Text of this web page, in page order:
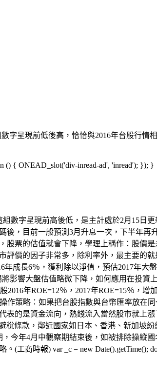
字呈現前低後高，恰恰與2016年台股行
() { ONEAD_slot('div-inread-ad', 'inread'); }); }
數字呈現前高後低，是主計處於2月15日
，目前一般預測3月升息一次，下半年再
票的估值就會下降，學理上稱作：股價
價的因子非常多，除利率外，最主要的
成長6％，獲利除以淨值，預估2017年大
響大盤估值略微下降，如何應用在投資
年ROE=12％，2017年ROE=15％，
策略：如果把台股指數與台幣匯率放在
的是資金流向，熱錢流入當然股市就上
條款，鄰近國家如日本、香港、新加坡
今年4月中觀察期結束後，如被排除操縱
工商時報) var _c = new Date().getTime();